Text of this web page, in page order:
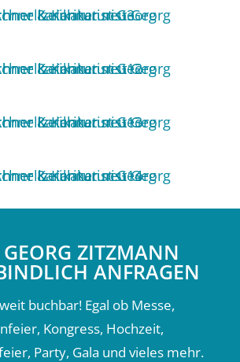
GEORG ZITZMANN
ANFRAGEN
buchbar! Egal ob Messe,
Kongress, Hochzeit,
Party, Gala und vieles mehr.